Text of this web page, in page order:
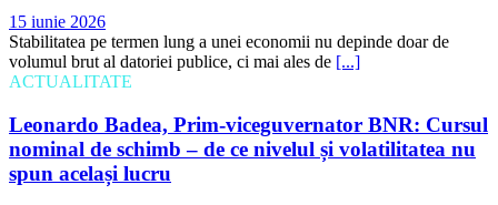
15 iunie 2026
Stabilitatea pe termen lung a unei economii nu depinde doar de
volumul brut al datoriei publice, ci mai ales de [...]
ACTUALITATE
Leonardo Badea, Prim-viceguvernator BNR: Cursul
nominal de schimb – de ce nivelul și volatilitatea nu
spun același lucru